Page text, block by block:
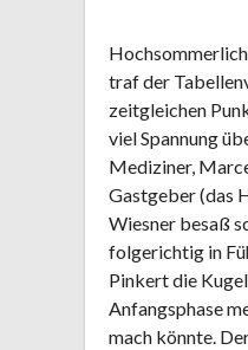
traf der
zeitgleichen
viel Spannung
Mediziner,
Gastgeber (das
Wiesner besaß
folgerichtig in
Pinkert die
Anfangsphase
mach könnte.